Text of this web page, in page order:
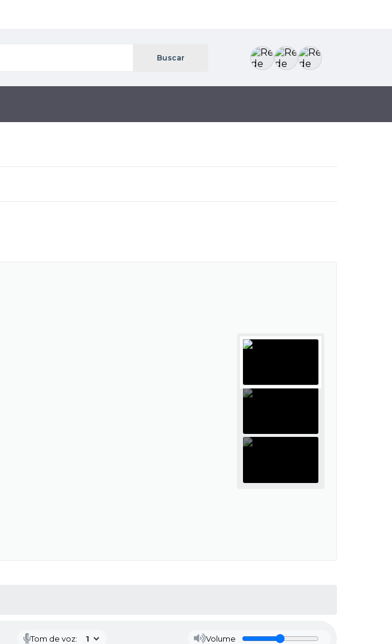
Tom de voz: Volume